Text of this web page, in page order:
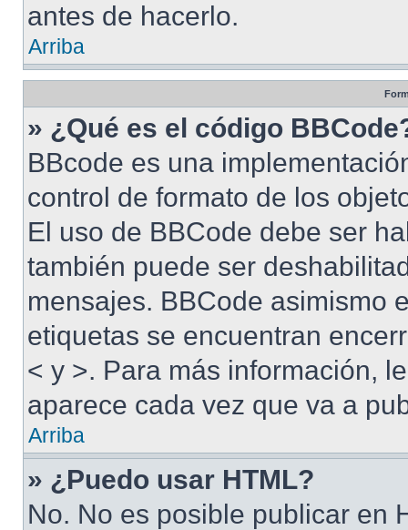
antes de hacerlo.
Arriba
» ¿Qué es el código
BBcode es una
control de formato de los
El uso de BBCode debe ser
también puede ser
mensajes. BBCode asimismo
etiquetas se encuentran
< y >. Para más información,
aparece cada vez que va a
Arriba
» ¿Puedo usar HTML?
No. No es posible publicar en